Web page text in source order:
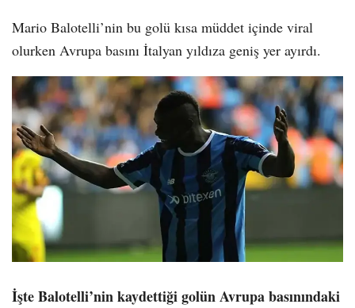
Mario Balotelli’nin bu golü kısa müddet içinde viral
olurken Avrupa basını İtalyan yıldıza geniş yer ayırdı.
İşte Balotelli’nin kaydettiği golün Avrupa basınındaki